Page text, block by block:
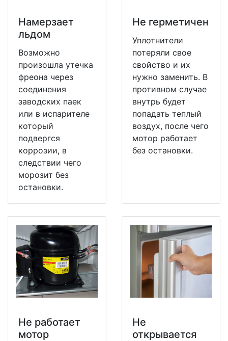
Намерзает
льдом
Возможно
произошла утечка
фреона через
соединения
заводских паек
или в испарителе
который
подвергся
коррозии, в
следствии чего
морозит без
остановки.
Не герметичен
Уплотнители
потеряли свое
свойство и их
нужно заменить. В
противном случае
внутрь будет
попадать теплый
воздух, после чего
мотор работает
без остановки.
Не работает
мотор
Не
открывается